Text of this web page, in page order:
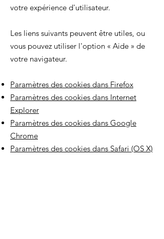
votre expérience d'utilisateur.
Les liens suivants peuvent être utiles, ou
vous pouvez utiliser l'option « Aide » de
votre navigateur.
Paramètres des cookies dans Firefox
Paramètres des cookies dans Internet
Explorer
Paramètres des cookies dans Google
Chrome
Paramètres des cookies dans Safari (OS X)